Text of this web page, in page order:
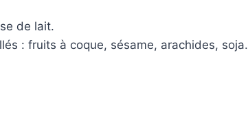
de lait.
: fruits à coque, sésame, arachides, soja.